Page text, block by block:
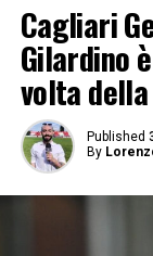
Cagliari
Gilardino
volta
Published
By